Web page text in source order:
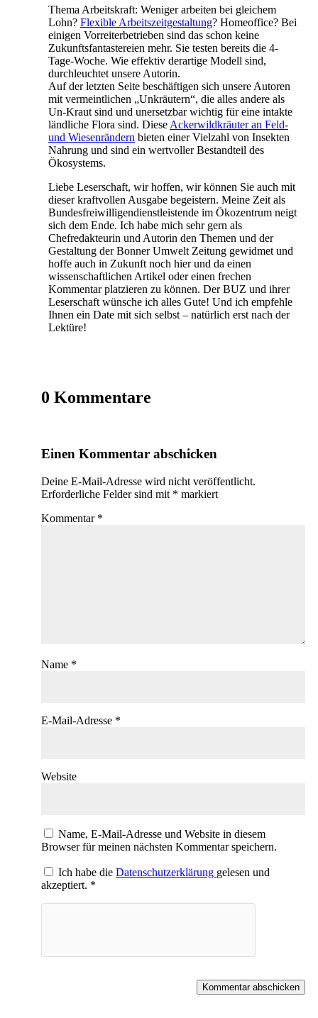
Thema Arbeitskraft: Weniger arbeiten bei gleichem
Lohn? Flexible Arbeitszeitgestaltung? Home­office? Bei
einigen Vorreiterbetrieben sind das schon keine
Zukunftsfantastereien mehr. Sie testen bereits die 4-
Tage-Woche. Wie effektiv derartige Modell sind,
durchleuchtet unsere Autorin.
Auf der letzten Seite beschäftigen sich unsere Autoren
mit vermeintlichen „Unkräutern“, die alles andere als
Un-Kraut sind und unersetzbar wichtig für eine intakte
ländliche Flora sind. Diese Ackerwildkräuter an Feld-
und Wiesenrändern bieten einer Vielzahl von Insekten
Nahrung und sind ein wertvoller Bestandteil des
Ökosystems.
Liebe Leserschaft, wir hoffen, wir können Sie auch mit
dieser kraftvollen Ausgabe begeistern. Meine Zeit als
Bundesfreiwilligendienstleistende im Ökozentrum neigt
sich dem Ende. Ich habe mich sehr gern als
Chefredakteurin und Autorin den Themen und der
Gestaltung der Bonner Umwelt Zeitung gewidmet und
hoffe auch in Zukunft noch hier und da einen
wissenschaftlichen Artikel oder einen frechen
Kommentar platzieren zu können. Der BUZ und ihrer
Leserschaft wünsche ich alles Gute! Und ich empfehle
Ihnen ein Date mit sich selbst – natürlich erst nach der
Lektüre!
0 Kommentare
Einen Kommentar abschicken
Deine E-Mail-Adresse wird nicht veröffentlicht.
Erforderliche Felder sind mit * markiert
Kommentar *
Name *
E-Mail-Adresse *
Website
Name, E-Mail-Adresse und Website in diesem
Browser für meinen nächsten Kommentar speichern.
Ich habe die Datenschutzerklärung gelesen und
akzeptiert. *
Kommentar abschicken